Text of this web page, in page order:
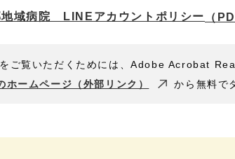
地域病院 LINEアカウントポリシー （
ご覧いただくためには、Adobe Acrobat
ームページ（外部リンク）
から無料で